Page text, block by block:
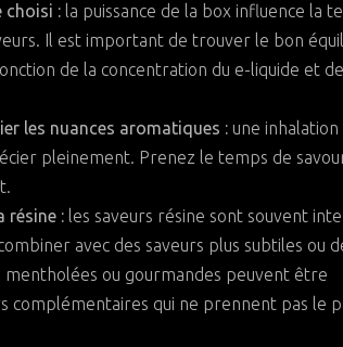
choisi : la puissance de la box influence la
Il est important de trouver le bon
de la concentration du e-liquide et
les nuances aromatiques : une
pleinement. Prenez le temps de
résine : les saveurs résine sont souvent
avec des saveurs plus subtiles ou
mentholées ou gourmandes peuvent être
complémentaires qui ne prennent pas le